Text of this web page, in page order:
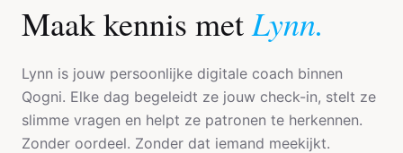
Maak kennis metLynn.
Lynn is jouw persoonlijke digitale coach binnen
Qogni. Elke dag begeleidt ze jouw check-in, stelt ze
slimme vragen en helpt ze patronen te herkennen.
Zonder oordeel. Zonder dat iemand meekijkt.